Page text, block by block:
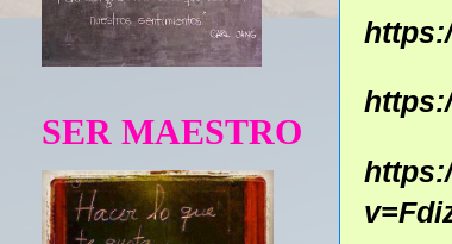
SER MAESTRO